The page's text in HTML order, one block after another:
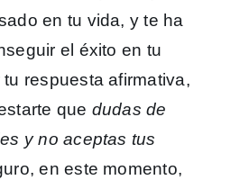
en tu vida, y te ha
el éxito en tu
respuesta afirmativa,
que dudas de
y no aceptas tus
en este momento,